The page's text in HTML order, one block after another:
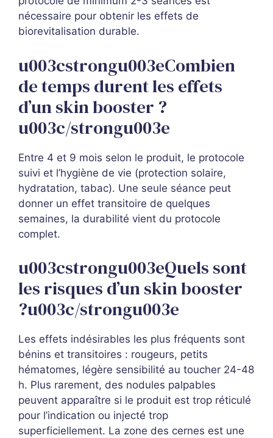
nécessaire pour obtenir les effets de
biorevitalisation durable.
u003cstrongu003eCombien
de temps durent les effets
d’un skin booster ?
u003c/strongu003e
Entre 4 et 9 mois selon le produit, le protocole
suivi et l’hygiène de vie (protection solaire,
hydratation, tabac). Une seule séance peut
donner un effet transitoire de quelques
semaines, la durabilité vient du protocole
complet.
u003cstrongu003eQuels sont
les risques d’un skin booster
?u003c/strongu003e
Les effets indésirables les plus fréquents sont
bénins et transitoires : rougeurs, petits
hématomes, légère sensibilité au toucher 24-48
h. Plus rarement, des nodules palpables
peuvent apparaître si le produit est trop réticulé
pour l’indication ou injecté trop
superficiellement. La zone des cernes est une